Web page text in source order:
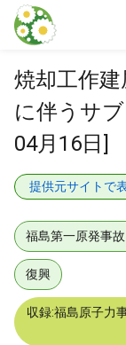
本文に飛ぶ
焼却工作
に伴うサ
04月16日]
提供元サイトで
福島第一原発事
復興
収録:福島原子力